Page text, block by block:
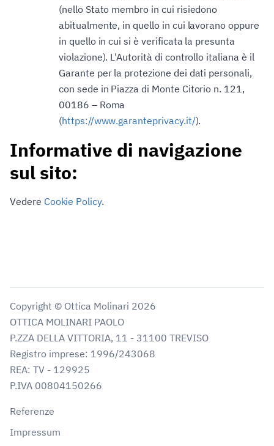
(nello Stato membro in cui risiedono
abitualmente, in quello in cui lavorano oppure
in quello in cui si è verificata la presunta
violazione). L'Autorità di controllo italiana è il
Garante per la protezione dei dati personali,
con sede in Piazza di Monte Citorio n. 121,
00186 – Roma
(https://www.garanteprivacy.it/).
Informative di navigazione
sul sito:
Vedere Cookie Policy.
Copyright © Ottica Molinari 2026
OTTICA MOLINARI PAOLO
P.ZZA DELLA VITTORIA, 11 - 31100 TREVISO
Registro imprese: 1996/243068
REA: TV - 129925
P.IVA 00804150266
Referenze
Impressum